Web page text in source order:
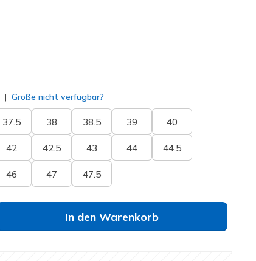
Größe nicht verfügbar?
37.5 38 38.5 39 40
42 42.5 43 44 44.5
46 47 47.5
In den Warenkorb